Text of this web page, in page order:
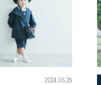
2024.06.29